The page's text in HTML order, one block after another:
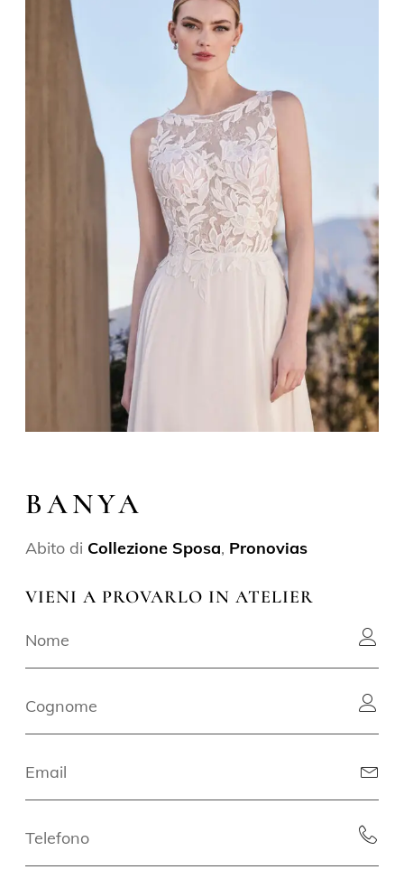
BANYA
Abito di Collezione Sposa, Pronovias
VIENI A PROVARLO IN ATELIER